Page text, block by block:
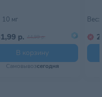
10 мг
р. 44,99 р.
В корзину
Самовывозсегодня
Вес: